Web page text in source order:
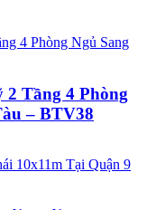
Tầng 4 Phòng
– BTV38